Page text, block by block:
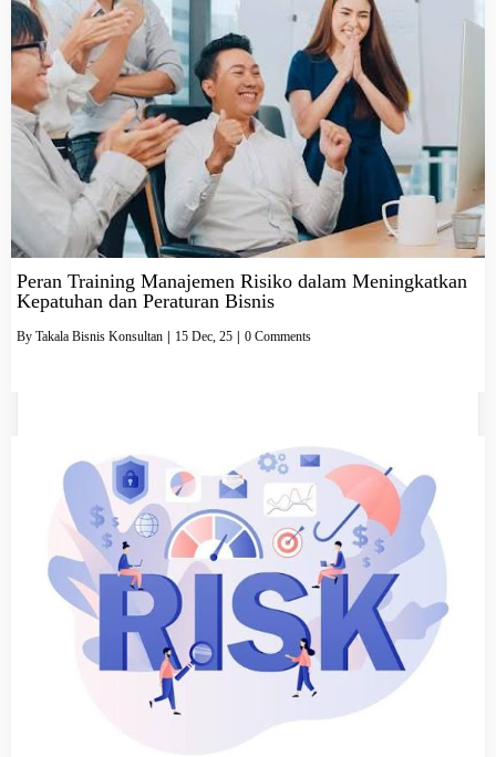
Peran Training Manajemen Risiko dalam Meningkatkan
Kepatuhan dan Peraturan Bisnis
By Takala Bisnis Konsultan | 15 Dec, 25 | 0 Comments